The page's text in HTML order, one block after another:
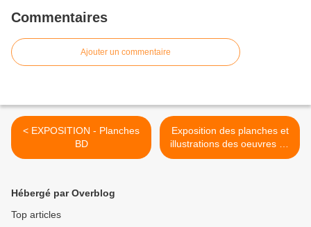
Commentaires
Ajouter un commentaire
< EXPOSITION - Planches
BD
Exposition des planches et
illustrations des oeuvres de
Fabien Bertrand >
Hébergé par Overblog
Top articles